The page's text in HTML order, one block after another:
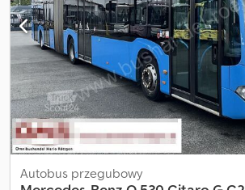
Autobus przegubowy